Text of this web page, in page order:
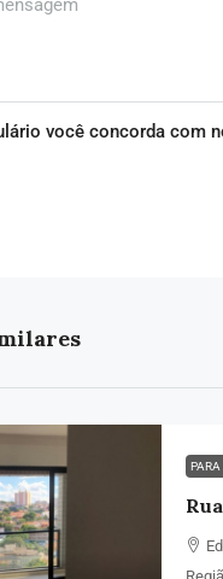
você concorda com
PARA